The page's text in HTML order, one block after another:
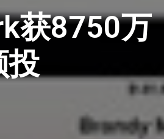
获8750万
投